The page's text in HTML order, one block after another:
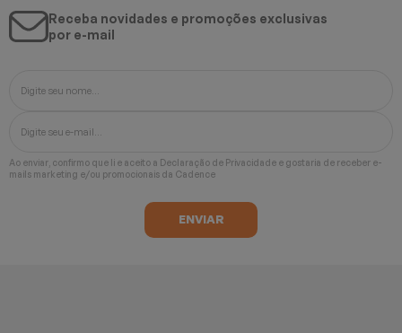
Receba novidades e promoções exclusivas
por e-mail
Ao enviar, confirmo que li e aceito a Declaração de Privacidade e gostaria de receber e-
mails marketing e/ou promocionais da Cadence